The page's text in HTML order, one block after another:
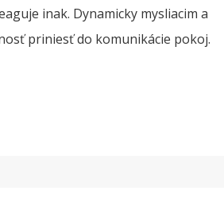
inak. Dynamicky mysliacim a
priniesť do komunikácie pokoj.